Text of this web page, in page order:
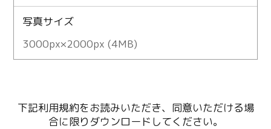
写真サイズ
3000px×2000px (4MB)
下記利用規約をお読みいただき、同意いただける場
合に限りダウンロードしてください。